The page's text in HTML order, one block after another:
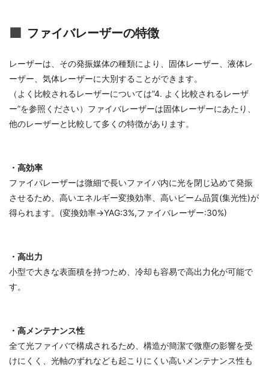
ファイバレーザーの特徴
レーザーは、その発振媒体の種類により、固体レーザー、液体レ
ーザー、気体レーザーに大別することができます。
（よく比較されるレーザーについては”4. よく比較されるレーザ
ー”を参照ください）ファイバレーザーは固体レーザーにあたり、
他のレーザーと比較して多くの特徴があります。
・高効率
ファイバレーザーは微細で長いファイバ内に光を閉じ込めて発振
させるため、高いエネルギー変換効率、高いビーム品質(集光性)が
得られます。(変換効率→YAG:3%,ファイバレーザー:30%)
・高出力
小型で大きな表面積を持つため、冷却も容易で高出力化が可能で
す。
・高メンテナンス性
全て光ファイバで構成されるため、構造が簡潔で微塵の影響を受
けにくく、光軸のずれなども起こりにくい高いメンテナンス性も